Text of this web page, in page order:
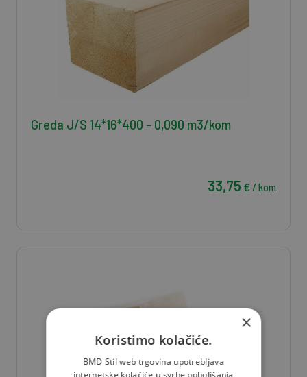
Greda J/S 14*16*400 - 0,090 m3/kom
33,75 € / kom
×
Koristimo kolačiće.
BMD Stil web trgovina upotrebljava
internetske kolačiće u svrhe poboljšanja